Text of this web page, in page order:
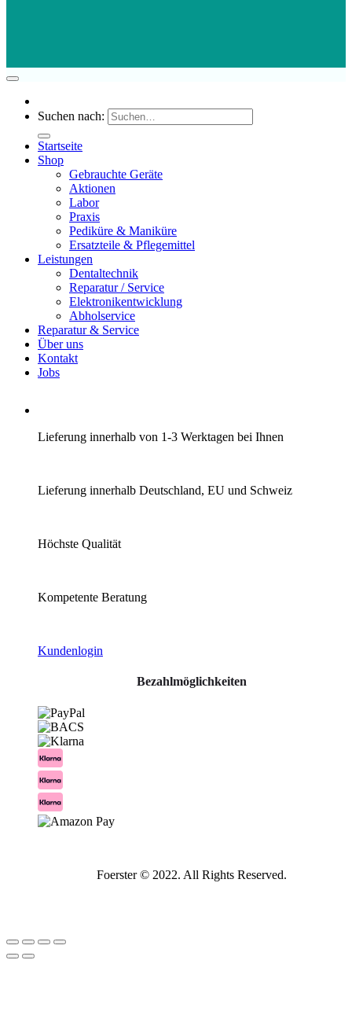
Suchen nach:
Startseite
Shop
Gebrauchte Geräte
Aktionen
Labor
Praxis
Pediküre & Maniküre
Ersatzteile & Pflegemittel
Leistungen
Dentaltechnik
Reparatur / Service
Elektronikentwicklung
Abholservice
Reparatur & Service
Über uns
Kontakt
Jobs
Lieferung innerhalb von 1-3 Werktagen bei Ihnen
Lieferung innerhalb Deutschland, EU und Schweiz
Höchste Qualität
Kompetente Beratung
Kundenlogin
Bezahlmöglichkeiten
Foerster © 2022. All Rights Reserved.